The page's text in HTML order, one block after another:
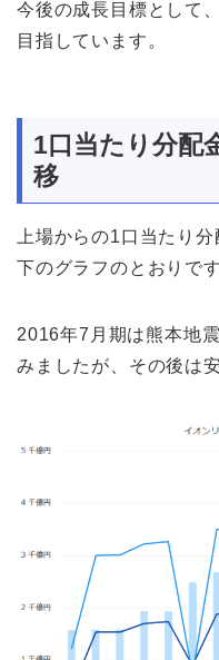
今後の成長目標として、
目指しています。
1口当たり分配
移
上場からの1口当たり
下のグラフのとおりです
2016年7月期は熊本地
みましたが、その後は